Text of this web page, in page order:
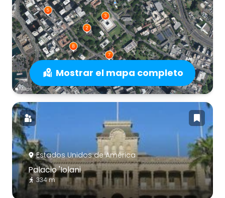
Mostrar el mapa completo
Estados Unidos de América
Palacio 'Iolani
334 m